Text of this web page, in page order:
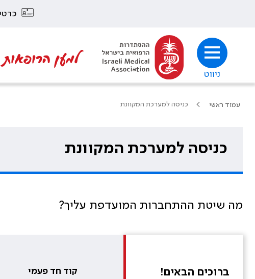
ניווט
למען
עמוד ראשי כניסה למערכת המקוונת
כניסה למערכת המקוונת
מה שיטת ההתחברות המועדפת עליך?
ברוכים הבאים! קוד חד פעמי